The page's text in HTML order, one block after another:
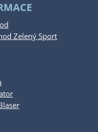
Zelený Sport